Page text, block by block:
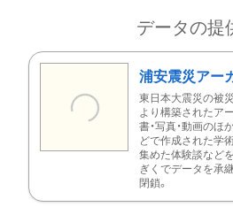
データの提
浦安震災アー
東日本大震災の被
より構築されたア
書・写真・動画のほ
どで作成された学
集めた体験談など
ぎくでデータを承
閉鎖。